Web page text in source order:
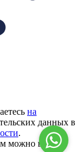
на
данных в
.
можно в